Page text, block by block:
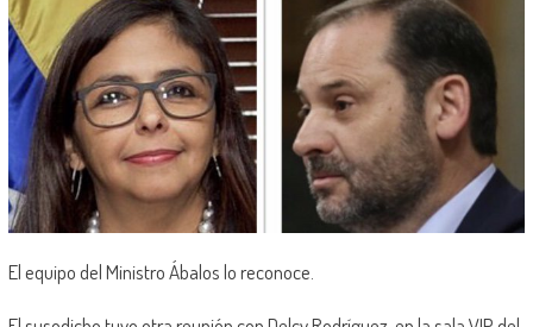
El equipo del Ministro Ábalos lo reconoce.